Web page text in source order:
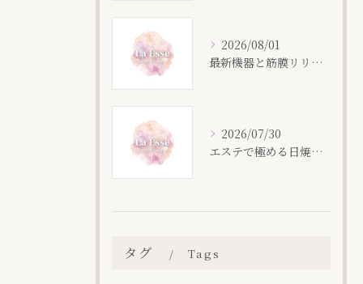
2026/08/01
最新機器と筋膜リリースで叶える痩身ケアの効果
2026/07/30
エステで極める日焼け後の保湿術
タグ Tags